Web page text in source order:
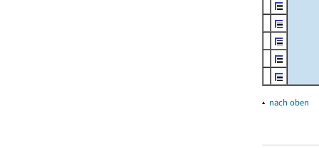
▴ nach oben